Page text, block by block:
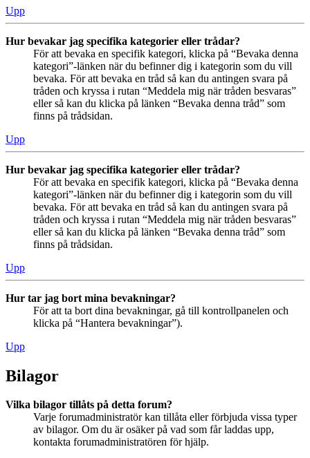
Upp
Hur bevakar jag specifika kategorier eller trådar?
För att bevaka en specifik kategori, klicka på “Bevaka denna
kategori”-länken när du befinner dig i kategorin som du vill
bevaka. För att bevaka en tråd så kan du antingen svara på
tråden och kryssa i rutan “Meddela mig när tråden besvaras”
eller så kan du klicka på länken “Bevaka denna tråd” som
finns på trådsidan.
Upp
Hur bevakar jag specifika kategorier eller trådar?
För att bevaka en specifik kategori, klicka på “Bevaka denna
kategori”-länken när du befinner dig i kategorin som du vill
bevaka. För att bevaka en tråd så kan du antingen svara på
tråden och kryssa i rutan “Meddela mig när tråden besvaras”
eller så kan du klicka på länken “Bevaka denna tråd” som
finns på trådsidan.
Upp
Hur tar jag bort mina bevakningar?
För att ta bort dina bevakningar, gå till kontrollpanelen och
klicka på “Hantera bevakningar”).
Upp
Bilagor
Vilka bilagor tillåts på detta forum?
Varje forumadministratör kan tillåta eller förbjuda vissa typer
av bilagor. Om du är osäker på vad som får laddas upp,
kontakta forumadministratören för hjälp.